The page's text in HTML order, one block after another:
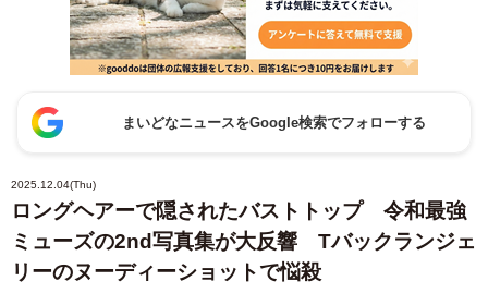
まいどなニュースをGoogle検索でフォローする
2025.12.04(Thu)
ロングヘアーで隠されたバストトップ 令和最強
ミューズの2nd写真集が大反響 Tバックランジェ
リーのヌーディーショットで悩殺